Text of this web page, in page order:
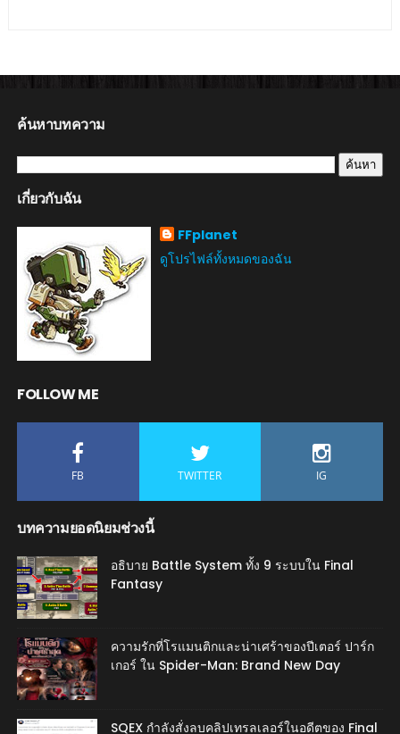
ค้นหาบทความ
เกี่ยวกับฉัน
FFplanet
ดูโปรไฟล์ทั้งหมดของฉัน
FOLLOW ME
FB TWITTER IG
บทความยอดนิยมช่วงนี้
อธิบาย Battle System ทั้ง 9 ระบบใน Final
Fantasy
ความรักที่โรแมนติกและน่าเศร้าของปีเตอร์ ปาร์ก
เกอร์ ใน Spider-Man: Brand New Day
SQEX กำลังสั่งลบคลิปเทรลเลอร์ในอดีตของ Final